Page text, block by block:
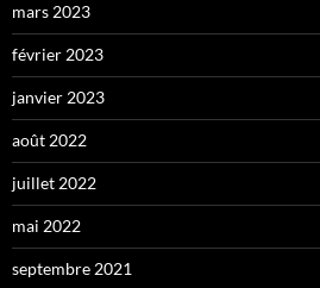
mars 2023
février 2023
janvier 2023
août 2022
juillet 2022
mai 2022
septembre 2021